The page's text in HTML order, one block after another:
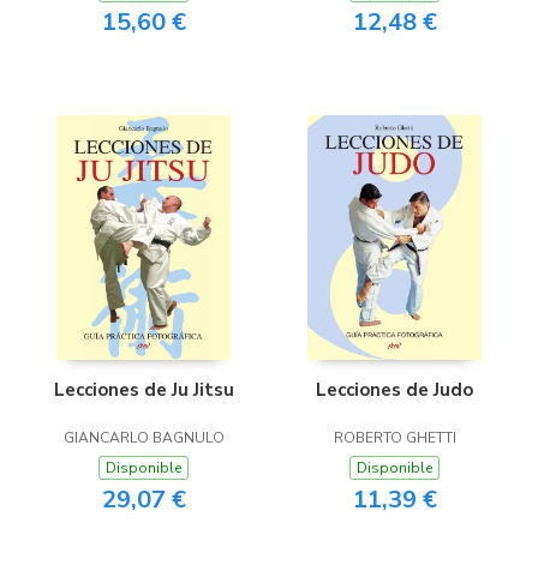
15,60 € 12,48 €
Lecciones de Ju Jitsu
GIANCARLO BAGNULO
Disponible
29,07 €
Lecciones de Judo
ROBERTO GHETTI
Disponible
11,39 €